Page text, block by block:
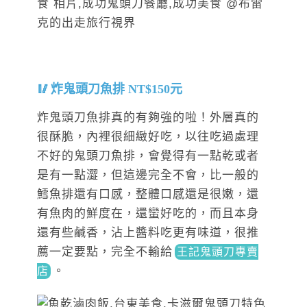
炸鬼頭刀魚排 NT$150元
炸鬼頭刀魚排真的有夠強的啦！外層真的
很酥脆，內裡很細緻好吃，以往吃過處理
不好的鬼頭刀魚排，會覺得有一點乾或者
是有一點澀，但這邊完全不會，比一般的
鱈魚排還有口感，整體口感還是很嫩，還
有魚肉的鮮度在，還蠻好吃的，而且本身
還有些鹹香，沾上醬料吃更有味道，很推
薦一定要點，完全不輸給 王記鬼頭刀專賣
店
。